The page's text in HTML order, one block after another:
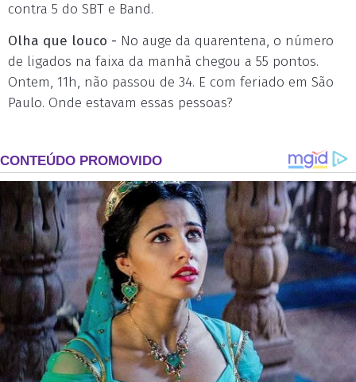
contra 5 do SBT e Band.
Olha que louco - No auge da quarentena, o número
de ligados na faixa da manhã chegou a 55 pontos.
Ontem, 11h, não passou de 34. E com feriado em São
Paulo. Onde estavam essas pessoas?